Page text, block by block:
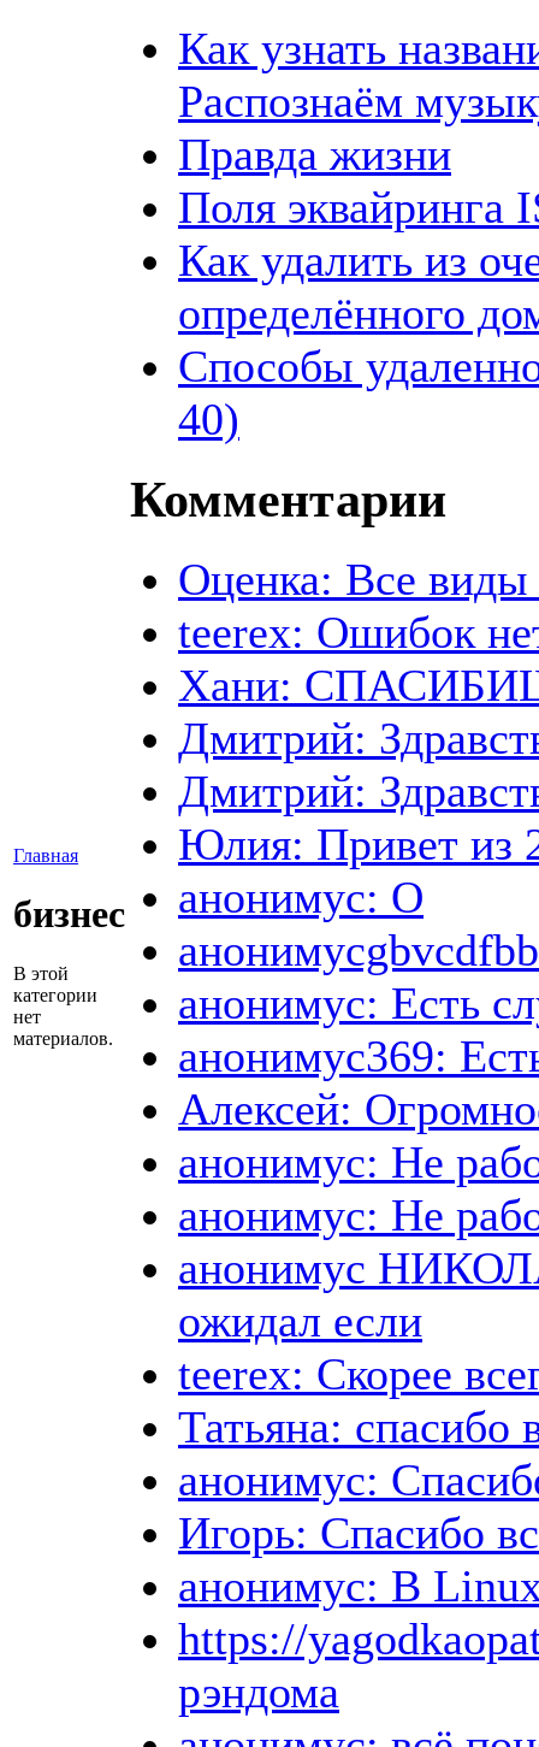
Главная
бизнес
В этой
категории
нет
материалов.
Как узнать
Распознаём
Правда жизни
Поля эквайринга
Как удалить из
определённого
Способы
40)
Комментарии
Оценка: Все виды
teerex: Ошибок
Хани:
Дмитрий:
Дмитрий:
Юлия: Привет из
анонимус: О
анонимус: Есть
анонимус369:
Алексей:
анонимус: Не
анонимус: Не
анонимус
ожидал если
teerex: Скорее
Татьяна:
анонимус:
Игорь: Спасибо
анонимус: В
https://
рэндома